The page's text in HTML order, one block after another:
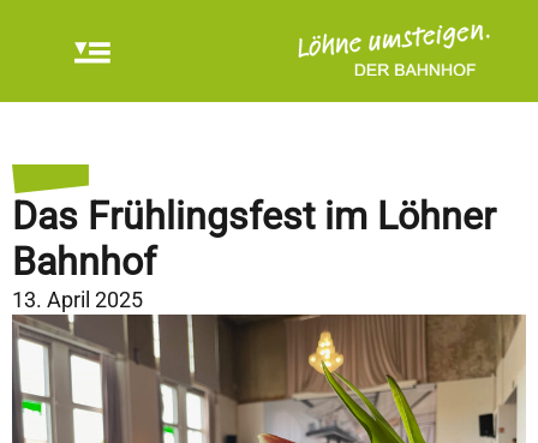
Das Frühlingsfest im Löhner
Bahnhof
13. April 2025